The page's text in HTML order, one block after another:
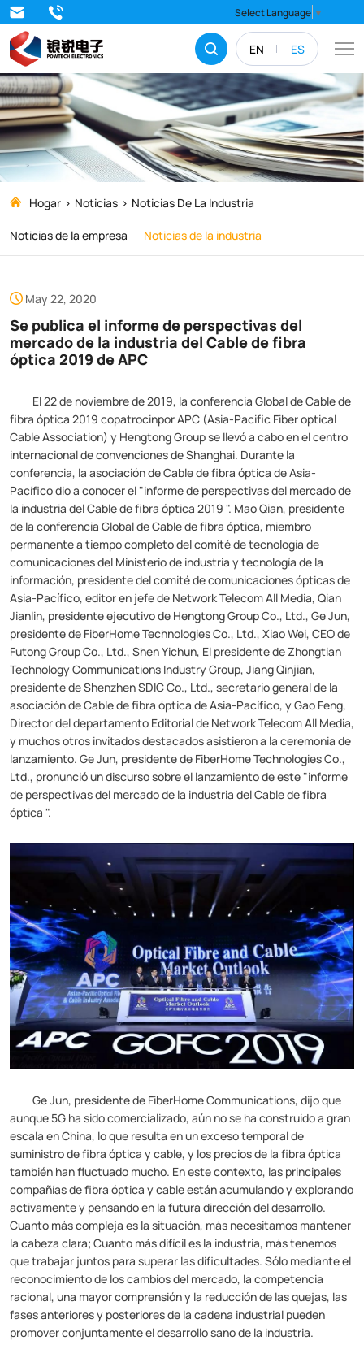
EN ES
Select Language ▼
Se
publica
el
informe
de
perspectivas
del
mercado
de
la
industria
del
Cable
de
fibra
óptica
2019
de
APC
Hogar Noticias
Noticias De La Industria
Noticias de la empresa
Noticias de la industria
May 22, 2020
Se publica el informe de perspectivas del
mercado de la industria del Cable de fibra
óptica 2019 de APC
El 22 de noviembre de 2019, la conferencia Global de Cable de
fibra óptica 2019 copatrocinpor APC (Asia-Pacific Fiber optical
Cable Association) y Hengtong Group se llevó a cabo en el centro
internacional de convenciones de Shanghai. Durante la
conferencia, la asociación de Cable de fibra óptica de Asia-
Pacífico dio a conocer el "informe de perspectivas del mercado de
la industria del Cable de fibra óptica 2019 ". Mao Qian, presidente
de la conferencia Global de Cable de fibra óptica, miembro
permanente a tiempo completo del comité de tecnología de
comunicaciones del Ministerio de industria y tecnología de la
información, presidente del comité de comunicaciones ópticas de
Asia-Pacífico, editor en jefe de Network Telecom All Media, Qian
Jianlin, presidente ejecutivo de Hengtong Group Co., Ltd., Ge Jun,
presidente de FiberHome Technologies Co., Ltd., Xiao Wei, CEO de
Futong Group Co., Ltd., Shen Yichun, El presidente de Zhongtian
Technology Communications Industry Group, Jiang Qinjian,
presidente de Shenzhen SDIC Co., Ltd., secretario general de la
asociación de Cable de fibra óptica de Asia-Pacífico, y Gao Feng,
Director del departamento Editorial de Network Telecom All Media,
y muchos otros invitados destacados asistieron a la ceremonia de
lanzamiento. Ge Jun, presidente de FiberHome Technologies Co.,
Ltd., pronunció un discurso sobre el lanzamiento de este "informe
de perspectivas del mercado de la industria del Cable de fibra
óptica ".
Ge Jun, presidente de FiberHome Communications, dijo que
aunque 5G ha sido comercializado, aún no se ha construido a gran
escala en China, lo que resulta en un exceso temporal de
suministro de fibra óptica y cable, y los precios de la fibra óptica
también han fluctuado mucho. En este contexto, las principales
compañías de fibra óptica y cable están acumulando y explorando
activamente y pensando en la futura dirección del desarrollo.
Cuanto más compleja es la situación, más necesitamos mantener
la cabeza clara; Cuanto más difícil es la industria, más tenemos
que trabajar juntos para superar las dificultades. Sólo mediante el
reconocimiento de los cambios del mercado, la competencia
racional, una mayor comprensión y la reducción de las quejas, las
fases anteriores y posteriores de la cadena industrial pueden
promover conjuntamente el desarrollo sano de la industria.